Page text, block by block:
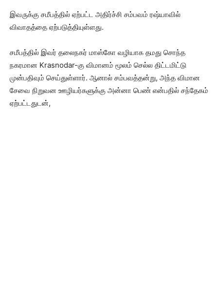
இவருக்கு சமீபத்தில் ஏற்பட்ட அதிர்ச்சி சம்பவம் ரஷ்யாவில்
விவாதத்தை ஏற்படுத்தியுள்ளது.
சமீபத்தில் இவர் தலைநகர் மாஸ்கோ வழியாக தமது சொந்த
நகரமான Krasnodar-கு விமானம் மூலம் செல்ல திட்டமிட்டு
முன்பதிவும் செய்துள்ளார். ஆனால் சம்பவத்தன்று, அந்த விமான
சேவை நிறுவன ஊழியர்களுக்கு அன்னா பெண் என்பதில் சந்தேகம்
ஏற்பட்டதுடன்,